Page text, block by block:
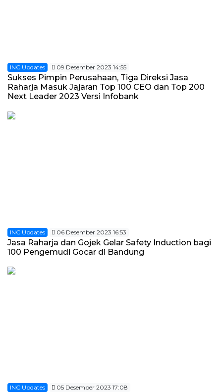
INC Updates 09 Desember 2023 14:55
Sukses Pimpin Perusahaan, Tiga Direksi Jasa
Raharja Masuk Jajaran Top 100 CEO dan Top 200
Next Leader 2023 Versi Infobank
INC Updates 06 Desember 2023 16:53
Jasa Raharja dan Gojek Gelar Safety Induction bagi
100 Pengemudi Gocar di Bandung
INC Updates 05 Desember 2023 17:08